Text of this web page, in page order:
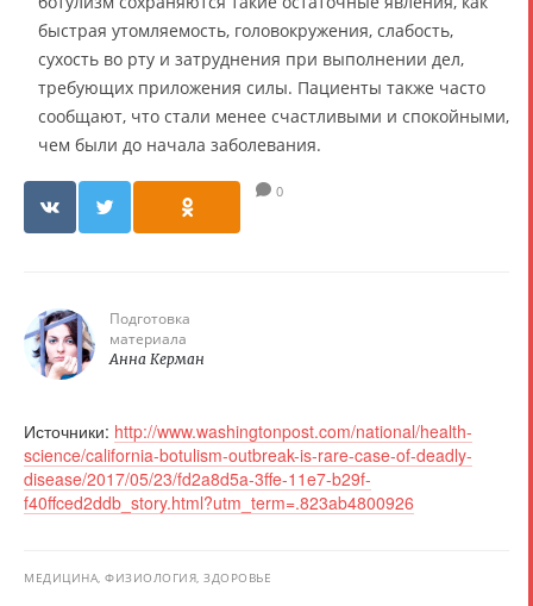
быстрая утомляемость, головокружения, слабость,
сухость во рту и затруднения при выполнении дел,
требующих приложения силы. Пациенты также часто
сообщают, что стали менее счастливыми и спокойными,
чем были до начала заболевания.
0
Подготовка
материала
Анна Керман
Источники: http://www.washingtonpost.com/national/health-
science/california-botulism-outbreak-is-rare-case-of-deadly-
disease/2017/05/23/fd2a8d5a-3ffe-11e7-b29f-
f40ffced2ddb_story.html?utm_term=.823ab4800926
МЕДИЦИНА, ФИЗИОЛОГИЯ, ЗДОРОВЬЕ